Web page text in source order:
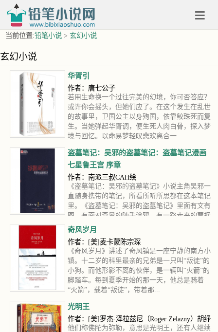
当前位置:铅笔小说 >玄幻小说
玄幻小说
华胥引
作者：唐七公子
若用生命换一个过往完美的幻境，你可否答应？
或许你会摇头，但她们应了。在这个发生在乱世
的故事里，卫国公主以身殉国，依靠鲛珠死而复
生。当她弹起华胥调，便生死人肉白骨，探入梦
境与回忆。以命易梦轻叹悲欢离合一...
盗墓笔记：吴邪的盗墓笔记：盗墓笔记漫画
七星鲁王宫 序章
作者：南派三叔CAH绘
《盗墓笔记：吴邪的盗墓笔记》小说主角吴邪一
直随身携带的笔记，所看所听所思都在这本笔记
里。《盗墓笔记：吴邪的盗墓笔记》里面有文有
图，有面对奇景的随手涂鸦，有一路走来的票据
凭证，也有对队友们的私下评价，还...
奇风岁月
作者：[美]麦卡蒙陈宗琛
《奇风岁月》讲述了奇风镇是一座宁静的南方小
镇。十二岁的科里最亲的兄弟是一只叫“叛徒”的
小狗。而他形影不离的伙伴，是一辆叫“火箭”的
脚踏车。每到夏季开始的那一天，他总是骑着
“火箭”，载着“叛徒”，带着那...
光明王
作者：[美]罗杰·泽拉兹尼（Roger Zelazny）胡纾
他们称佛陀为弥勒，意思是光明王，还有人继续